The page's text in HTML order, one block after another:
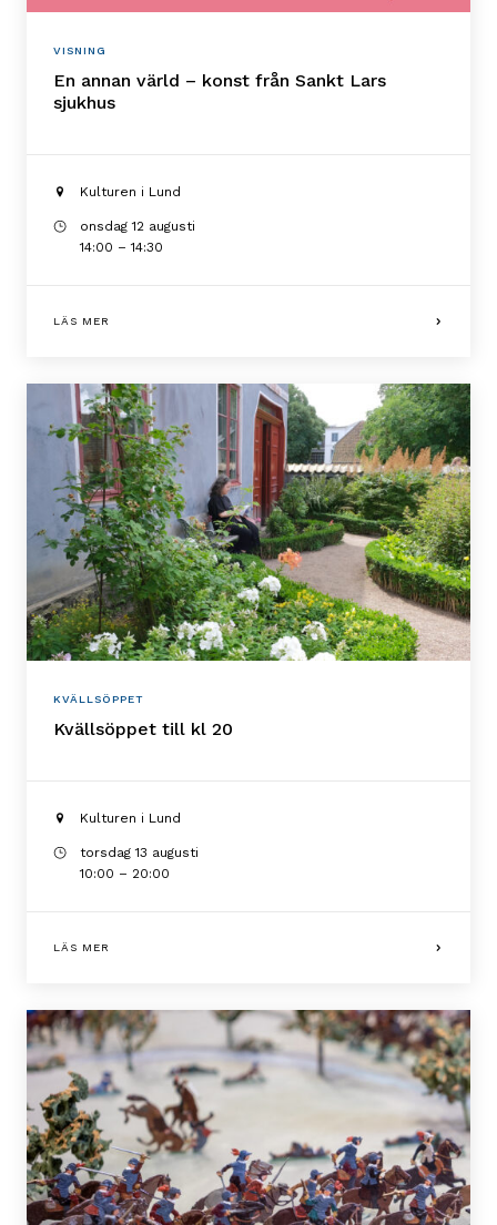
VISNING
En annan värld – konst från Sankt Lars
sjukhus
Kulturen i Lund
onsdag 12 augusti
14:00 – 14:30
LÄS MER
KVÄLLSÖPPET
Kvällsöppet till kl 20
Kulturen i Lund
torsdag 13 augusti
10:00 – 20:00
LÄS MER